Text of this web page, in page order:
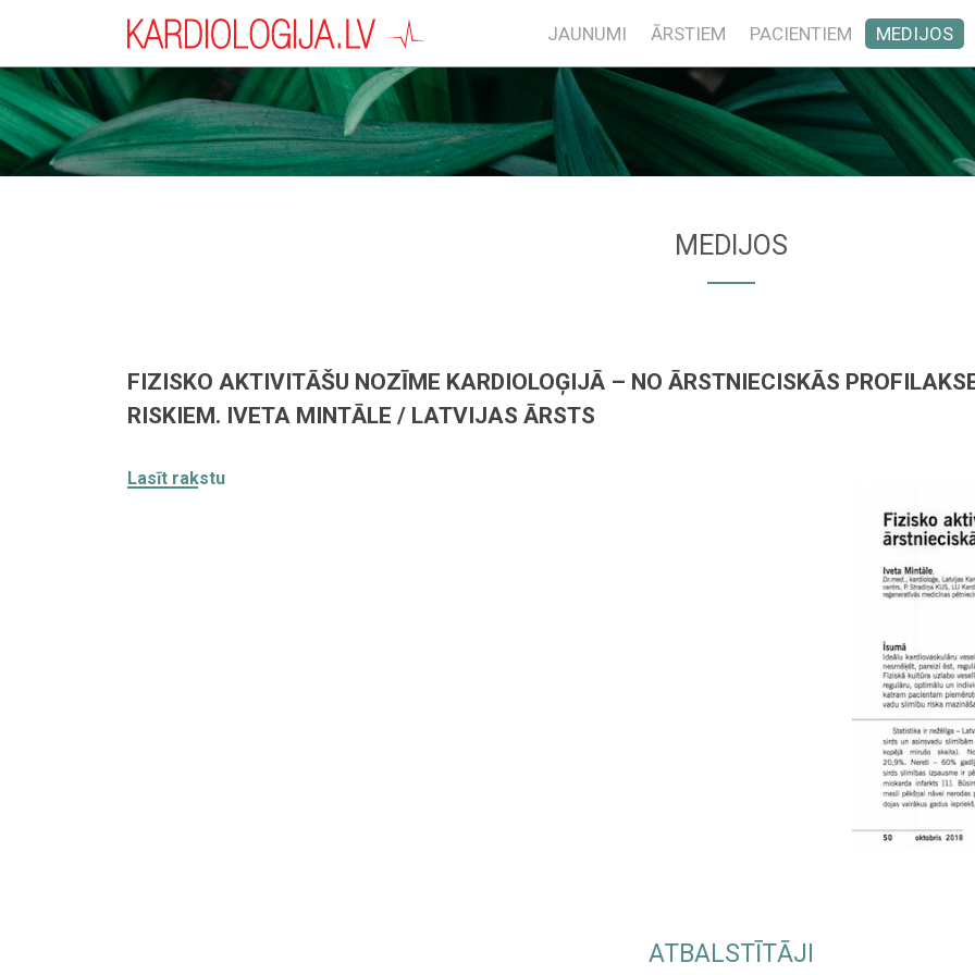
JAUNUMI ĀRSTIEM PACIENTIEM MEDIJOS
MEDIJOS
FIZISKO AKTIVITĀŠU NOZĪME KARDIOLOĢIJĀ – NO ĀRSTNIECISKĀS
RISKIEM. IVETA MINTĀLE / LATVIJAS ĀRSTS
Lasīt rakstu
ATBALSTĪTĀJI